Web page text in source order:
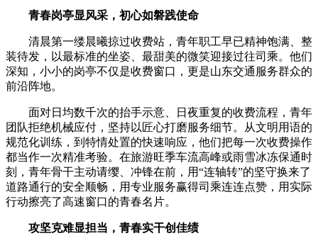
青春岗亭显风采，初心如磐践使命
清晨第一缕晨曦掠过收费站，青年职工早已精神饱满、整
装待发，以最标准的坐姿、最甜美的微笑迎接过往司乘。他们
深知，小小的岗亭不仅是收费窗口，更是山东交通服务群众的
前沿阵地。
面对日均数千次的抬手示意、日夜重复的收费流程，青年
团队拒绝机械应付，坚持以匠心打磨服务细节。从文明用语的
规范化训练，到特情处置的快速响应，他们把每一次收费操作
都当作一次精准考验。在旅游旺季车流高峰或雨雪冰冻保通时
刻，青年骨干主动请缨、冲锋在前，用“连轴转”的坚守换来了
道路通行的安全顺畅，用专业服务赢得司乘连连点赞，用实际
行动擦亮了高速窗口的青春名片。
攻坚克难显担当，青春实干创佳绩